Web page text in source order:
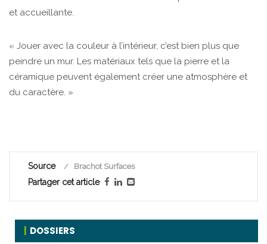
et accueillante.
« Jouer avec la couleur à l’intérieur, c’est bien plus que
peindre un mur. Les matériaux tels que la pierre et la
céramique peuvent également créer une atmosphère et
du caractère. »
Source Brachot Surfaces
Partager cet article
DOSSIERS